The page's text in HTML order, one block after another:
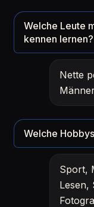
Welche Leute
kennen lernen?
Nette
Welche
Sport,
Lesen,